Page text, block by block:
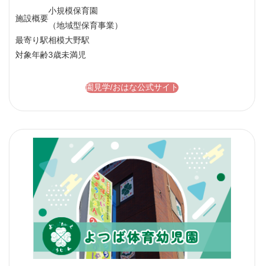
施設概要
小規模保育園
（地域型保育事業）
最寄り駅相模大野駅
対象年齢3歳未満児
園見学/おはな公式サイト